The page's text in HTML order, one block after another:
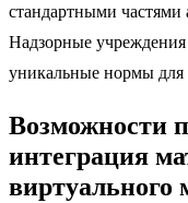
стандартными
Надзорные
уникальные нормы для
Возможности
интеграция
виртуального